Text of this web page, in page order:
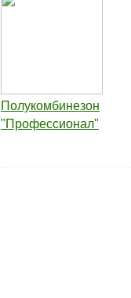
Полукомбинезон
"Профессионал"